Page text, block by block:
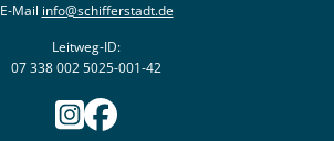
E-Mail info@schifferstadt.de
Leitweg-ID:
07 338 002 5025-001-42